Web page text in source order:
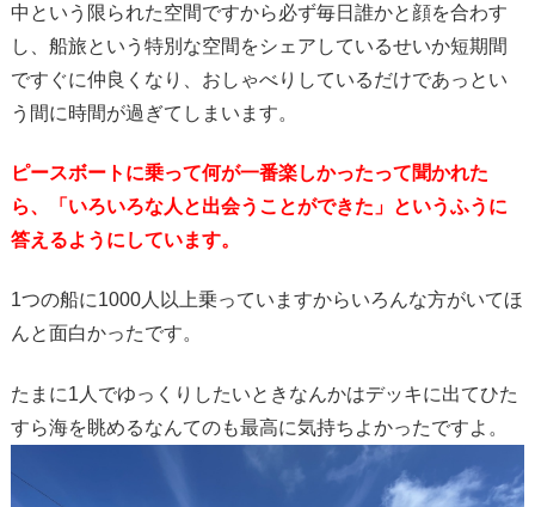
中という限られた空間ですから必ず毎日誰かと顔を合わす
し、船旅という特別な空間をシェアしているせいか短期間
ですぐに仲良くなり、おしゃべりしているだけであっとい
う間に時間が過ぎてしまいます。
ピースボートに乗って何が一番楽しかったって聞かれた
ら、「いろいろな人と出会うことができた」というふうに
答えるようにしています。
1つの船に1000人以上乗っていますからいろんな方がいてほ
んと面白かったです。
たまに1人でゆっくりしたいときなんかはデッキに出てひた
すら海を眺めるなんてのも最高に気持ちよかったですよ。